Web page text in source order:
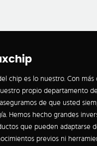
chip es lo nuestro. Con más
propio departamento
de que usted
Hemos hecho grandes
que pueden adaptarse
previos ni